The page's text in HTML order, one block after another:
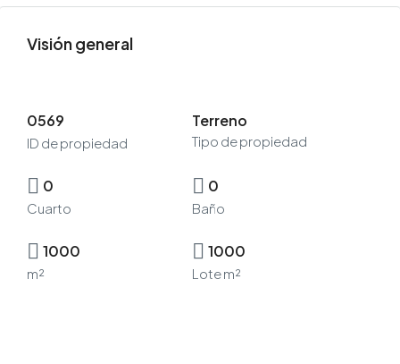
Visión general
0569
ID de propiedad
Terreno
Tipo de propiedad
0
Cuarto
0
Baño
1000
m²
1000
Lote m²